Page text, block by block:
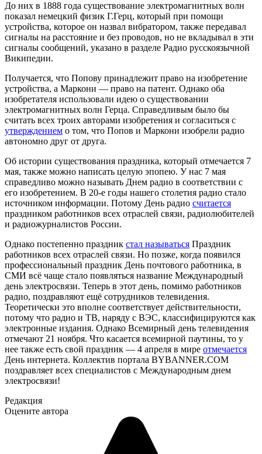
До них в 1888 года существование электромагнитных волн
показал немецкий физик Г.Герц, который при помощи
устройства, которое он назвал вибратором, также передавал
сигналы на расстояние и без проводов, но не вкладывал в эти
сигналы сообщений, указано в разделе Радио русскоязычной
Википедии.
Получается, что Попову принадлежит право на изобретение
устройства, а Маркони — право на патент. Однако оба
изобретателя использовали идею о существовании
электромагнитных волн Герца. Справедливым было бы
считать всех троих авторами изобретения и согласиться с
утверждением о том, что Попов и Маркони изобрели радио
автономно друг от друга.
Об истории существования праздника, который отмечается 7
мая, также можно написать целую эпопею. У нас 7 мая
справедливо можно называть Днем радио в соответствии с
его изобретением. В 20-е годы нашего столетия радио стало
источником информации. Потому День радио считается
праздником работников всех отраслей связи, радиолюбителей
и радиожурналистов России.
Однако постепенно праздник стал называться Праздник
работников всех отраслей связи. Но позже, когда появился
профессиональный праздник День почтового работника, в
СМИ всё чаще стало появляться название Международный
день электросвязи. Теперь в этот день, помимо работников
радио, поздравляют ещё сотрудников телевидения.
Теоретически это вполне соответствует действительности,
потому что радио и ТВ, наряду с ВЭС, классифицируются как
электронные издания. Однако Всемирный день телевидения
отмечают 21 ноября. Что касается всемирной паутины, то у
нее также есть свой праздник — 4 апреля в мире отмечается
День интернета. Коллектив портала BYBANNER.COM
поздравляет всех специалистов с Международным днем
электросвязи!
Редакция
Оцените автора